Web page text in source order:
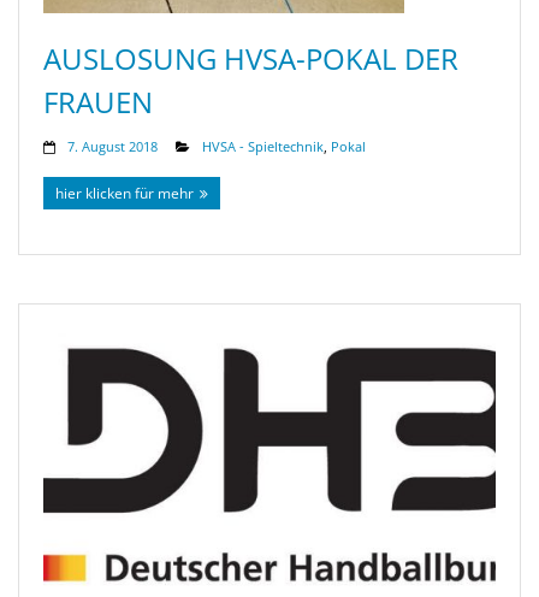
AUSLOSUNG HVSA-POKAL DER
FRAUEN
7. August 2018 HVSA - Spieltechnik, Pokal
hier klicken für mehr